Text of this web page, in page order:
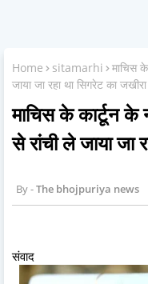
Home sitamarhi
माचिस
जाया जा रहा था सिगरेट का जखीरा
माचिस के कार्टून के
से रांची ले जाया जा
The bhojpuriya news
संवाद